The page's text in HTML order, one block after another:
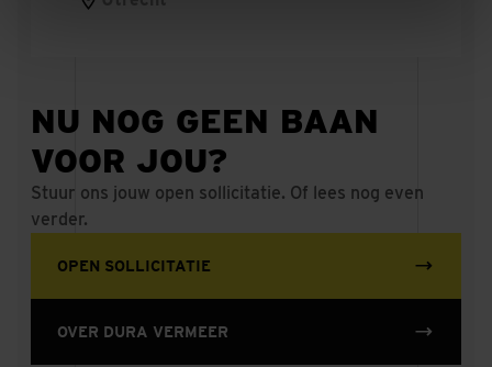
Calculator infra
Calculator civiel
Projectleider civiel
NU NOG GEEN BAAN
VOOR JOU?
Stuur ons jouw open sollicitatie. Of lees nog even
verder.
OPEN SOLLICITATIE
OVER DURA VERMEER